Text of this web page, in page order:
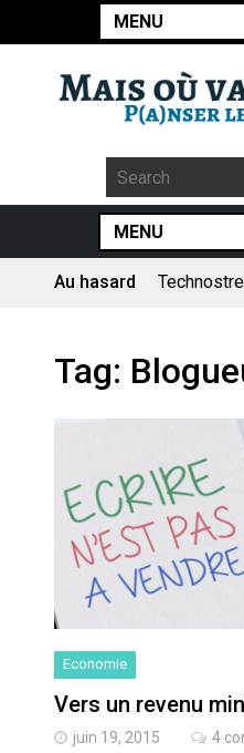
MENU
MENU
Au hasard
Pourquoi
prévoient
cause »
elles
Le
Artemis II
Quand
Les
Tag:
Economie
Vers un revenu
juin 19, 2015 4